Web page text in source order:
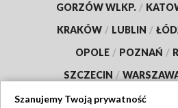
GORZÓW WLKP. /
KRAKÓW / LUBLIN /
OPOLE / POZNAŃ /
SZCZECIN /
Szanujemy Twoją prywatność